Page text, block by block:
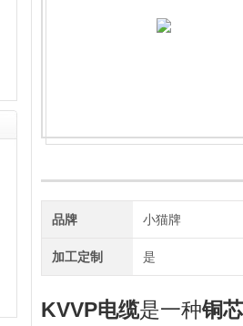
品牌 小猫牌
加工定制 是
KVVP电缆是一种铜